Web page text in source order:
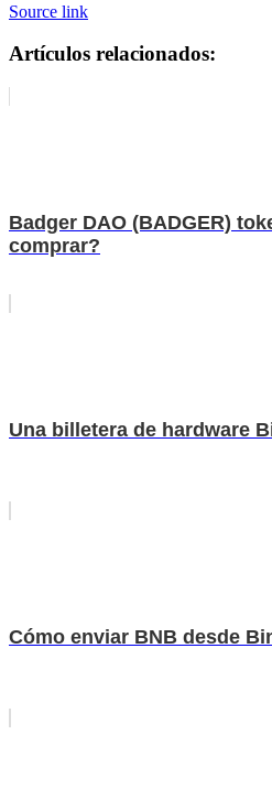
Source link
Artículos relacionados:
Badger DAO (BADGER)
comprar?
Una billetera de hardware
Cómo enviar BNB desde